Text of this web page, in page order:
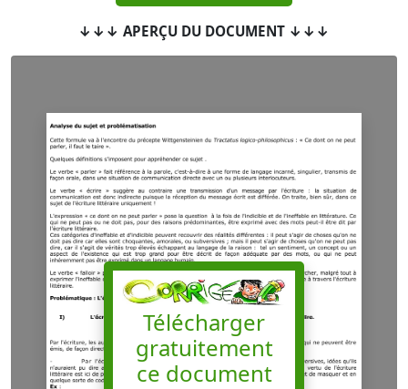
↓↓↓ APERÇU DU DOCUMENT ↓↓↓
Télécharger
gratuitement
ce document